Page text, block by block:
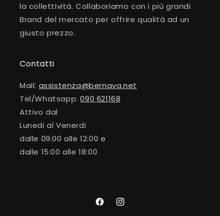
la collettività. Collaboriamo con i più grandi
Brand del mercato per offrire qualità ad un
giusto prezzo.
Contatti
Mail: assistenza@bernava.net
Tel/Whatsapp:090 621168
Attivo dal
Lunedi al Venerdi
dalle 09:00 alle 12:00 e
dalle 15:00 alle 18:00
FacebookInstagram